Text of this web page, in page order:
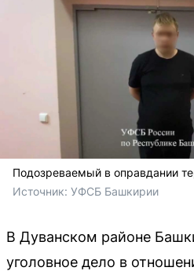
Подозреваемый в оправдании
Источник: УФСБ Башкирии
В Дуванском районе
уголовное дело в